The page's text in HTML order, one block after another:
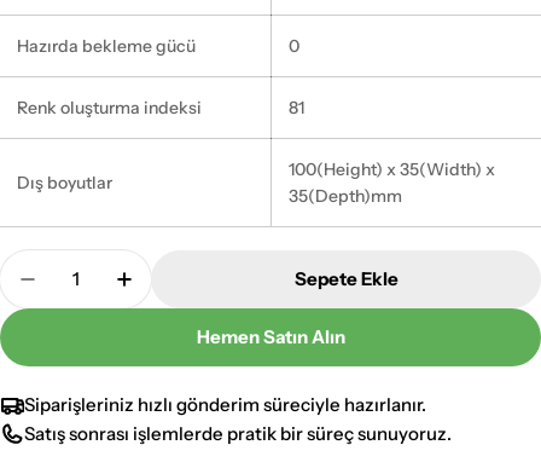
Hazırda bekleme gücü 0
Renk oluşturma indeksi 81
Dış boyutlar
100(Height) x 35(Width) x
35(Depth)mm
Adet
K2 4W E14 2700K Sarı Led Flamanlı Buji Ampul
K2 4W E14 2700K Sarı Led Flamanlı
Sepete Ekle
Hemen Satın Alın
Siparişleriniz hızlı gönderim süreciyle hazırlanır.
Satış sonrası işlemlerde pratik bir süreç sunuyoruz.